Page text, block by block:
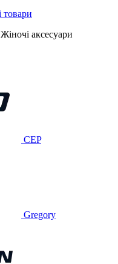
Жіночі аксесуари
CEP
Gregory